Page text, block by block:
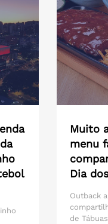
Muito
menu
Dia
Outback
de